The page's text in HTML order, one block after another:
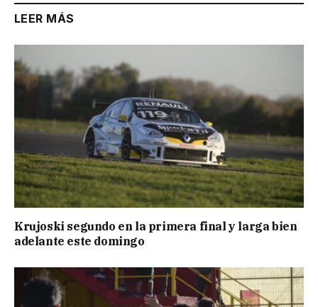
LEER MÁS
Krujoski segundo en la primera final y larga bien
adelante este domingo